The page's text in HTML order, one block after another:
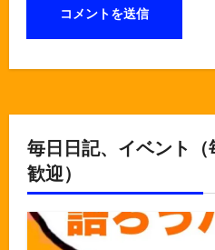
毎日日記、イベント
歓迎）